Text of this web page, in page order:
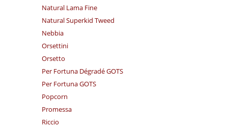
Natural Lama Fine
Natural Superkid Tweed
Nebbia
Orsettini
Orsetto
Per Fortuna Dégradé GOTS
Per Fortuna GOTS
Popcorn
Promessa
Riccio